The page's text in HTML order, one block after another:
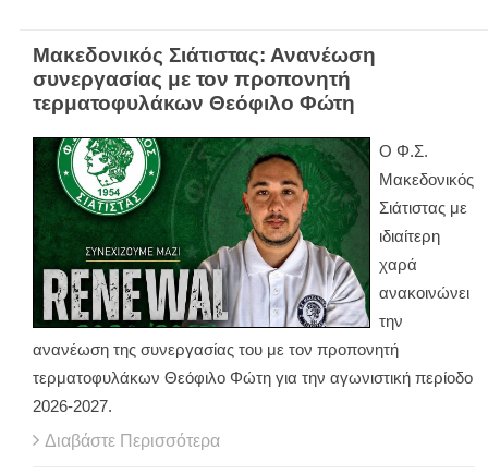
Μακεδονικός Σιάτιστας: Ανανέωση
συνεργασίας με τον προπονητή
τερματοφυλάκων Θεόφιλο Φώτη
Ο Φ.Σ.
Μακεδονικός
Σιάτιστας με
ιδιαίτερη
χαρά
ανακοινώνει
την
ανανέωση της συνεργασίας του με τον προπονητή
τερματοφυλάκων Θεόφιλο Φώτη για την αγωνιστική περίοδο
2026-2027.
Διαβάστε Περισσότερα